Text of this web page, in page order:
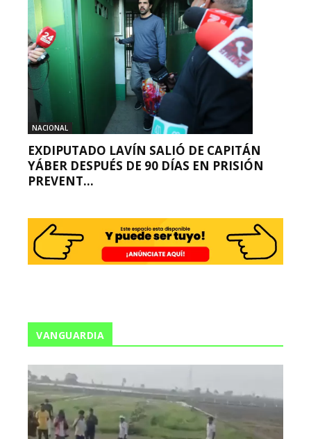
NACIONAL
EXDIPUTADO LAVÍN SALIÓ DE CAPITÁN
YÁBER DESPUÉS DE 90 DÍAS EN PRISIÓN
PREVENT...
VANGUARDIA